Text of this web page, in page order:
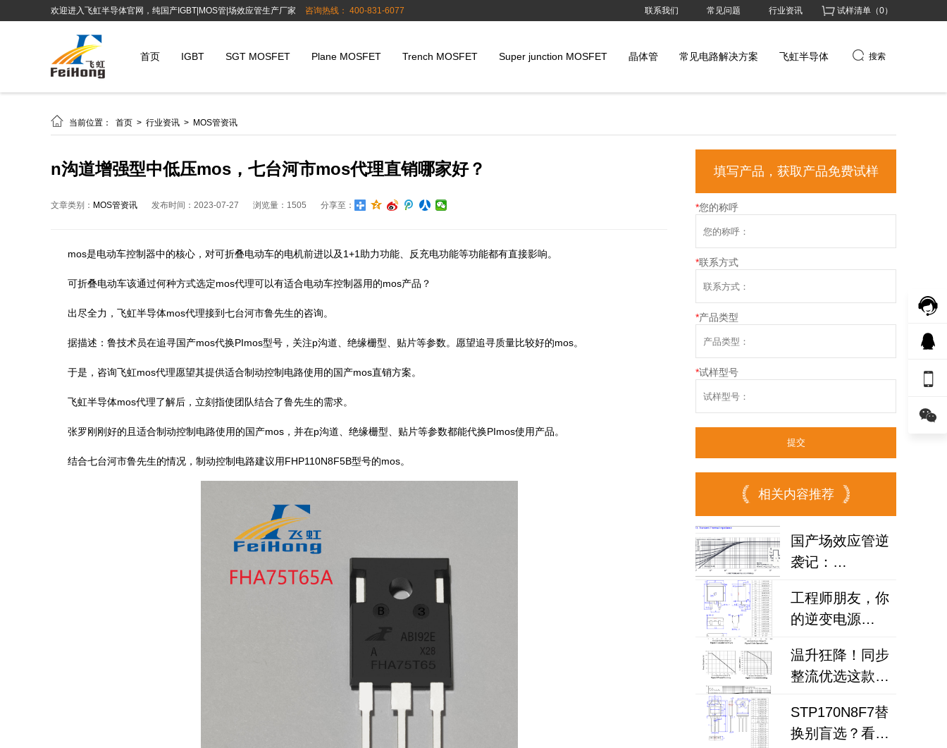
欢迎进入飞虹半导体官网，纯国产IGBT|MOS管|场效应管生产厂家 咨询热线： 400-831-6077 联系我们 常见问题 行业资讯 试样清单（0）
首页 IGBT SGT MOSFET Plane MOSFET Trench MOSFET Super junction MOSFET 晶体管 常见电路解决方案 飞虹半导体 搜索
 当前位置： 首页 > 行业资讯 > MOS管资讯
n沟道增强型中低压mos，七台河市mos代理直销哪家好？
文章类别： MOS管资讯 发布时间：2023-07-27 浏览量：1505 分享至：
mos是电动车控制器中的核心，对可折叠电动车的电机前进以及1+1助力功能、反充电功能等功能都有直接影响。
可折叠电动车该通过何种方式选定mos代理可以有适合电动车控制器用的mos产品？
出尽全力，飞虹半导体mos代理接到七台河市鲁先生的咨询。
据描述：鲁技术员在追寻国产mos代换PImos型号，关注p沟道、绝缘栅型、贴片等参数。愿望追寻质量比较好的mos。
于是，咨询飞虹mos代理愿望其提供适合制动控制电路使用的国产mos直销方案。
飞虹半导体mos代理了解后，立刻指使团队结合了鲁先生的需求。
张罗刚刚好的且适合制动控制电路使用的国产mos，并在p沟道、绝缘栅型、贴片等参数都能代换PImos使用产品。
结合七台河市鲁先生的情况，制动控制电路建议用FHP110N8F5B型号的mos。
填写产品，获取产品免费试样
*您的称呼
*联系方式
*产品类型
*试样型号
相关内容推荐
国产场效应管逆
袭记：
攻克车载逆变器
散热难题？
工程师朋友，你
的逆变电源
吗？试试国产
100N08B！
温升狂降！同步
整流优选这款场
管工厂
200N6F3A可替
STP170N8F7替
换别盲选？看懂

